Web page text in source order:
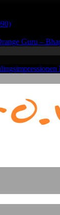
Guru –